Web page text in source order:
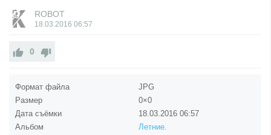
ROBOT
18.03.2016 06:57
0
Формат файла
JPG
Размер
0×0
Дата съёмки
18.03.2016 06:57
Альбом
Летние.